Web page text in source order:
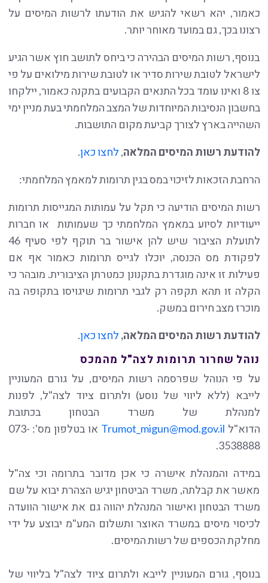
כאמור, יהא רשאי להגיש את הודעתו לרשות המיסים על
רצונו בכך, גם במועד מאוחר יותר.
בנוסף, רשות המיסים הבהירה כי ביחס לתושב חוץ אשר הגיע
לישראל לטובת שירות סדיר או לטובת שירות מילואים על פי
צו 8 ואינו עומד בכל התנאים הקבועים בתקנה כאמור, יילקחו
בחשבון הנסיבות המיוחדות של המצב המלחמתי בעת מניין ימי
השהייה בארץ לצורך קביעת מקום התושבות.
להודעת רשות המיסים המלאה, לחצו כאן.
הרחבת הזכאות לזיכוי במס בגין תרומות למאמץ המלחמתי:
רשות המיסים הודיעה כי תקל על עמותות המגייסות תרומות
ייעודיות לסיוע במאמץ המלחמתי כך שעמותות או חברות
לתועלת הציבור שיש להן אישור בר תוקף לפי סעיף 46
לפקודת מס הכנסה, יוכלו לגייס תרומות כאמור אף אם
פעילות זו אינה מוגדרת בתקנונן כמטרתן הציבורית. מובהר כי
הקלה זו תהא תקפה רק לגבי תרומות שיגויסו בתקופה בה
מוכרז מצב חירום במשק.
להודעת רשות המיסים המלאה, לחצו כאן.
נוהל שחרור תרומות לצה"ל מהמכס
על פי הנוהל שפרסמה רשות המיסים, על גורם המעוניין
לייבא (ללא ליווי של נוסע) ולתרום ציוד לצה"ל, לפנות
למנהלת של משרד הבטחון בכתובת
הדוא"ל Trumot_migun@mod.gov.il
או בטלפון מס': 073-
3538888.
במידה והמנהלת אישרה כי אכן מדובר בתרומה וכי צה"ל
מאשר את קבלתה, משרד הביטחון יגיש הצהרת יבוא על שם
משרד הבטחון ואישור המנהלת יהווה גם את אישור הוועדה
לכיסוי מיסים במשרד האוצר ותשלום המע"מ יבוצע על ידי
מחלקת הכספים של רשות המיסים.
בנוסף, גורם המעוניין לייבא ולתרום ציוד לצה"ל בליווי של